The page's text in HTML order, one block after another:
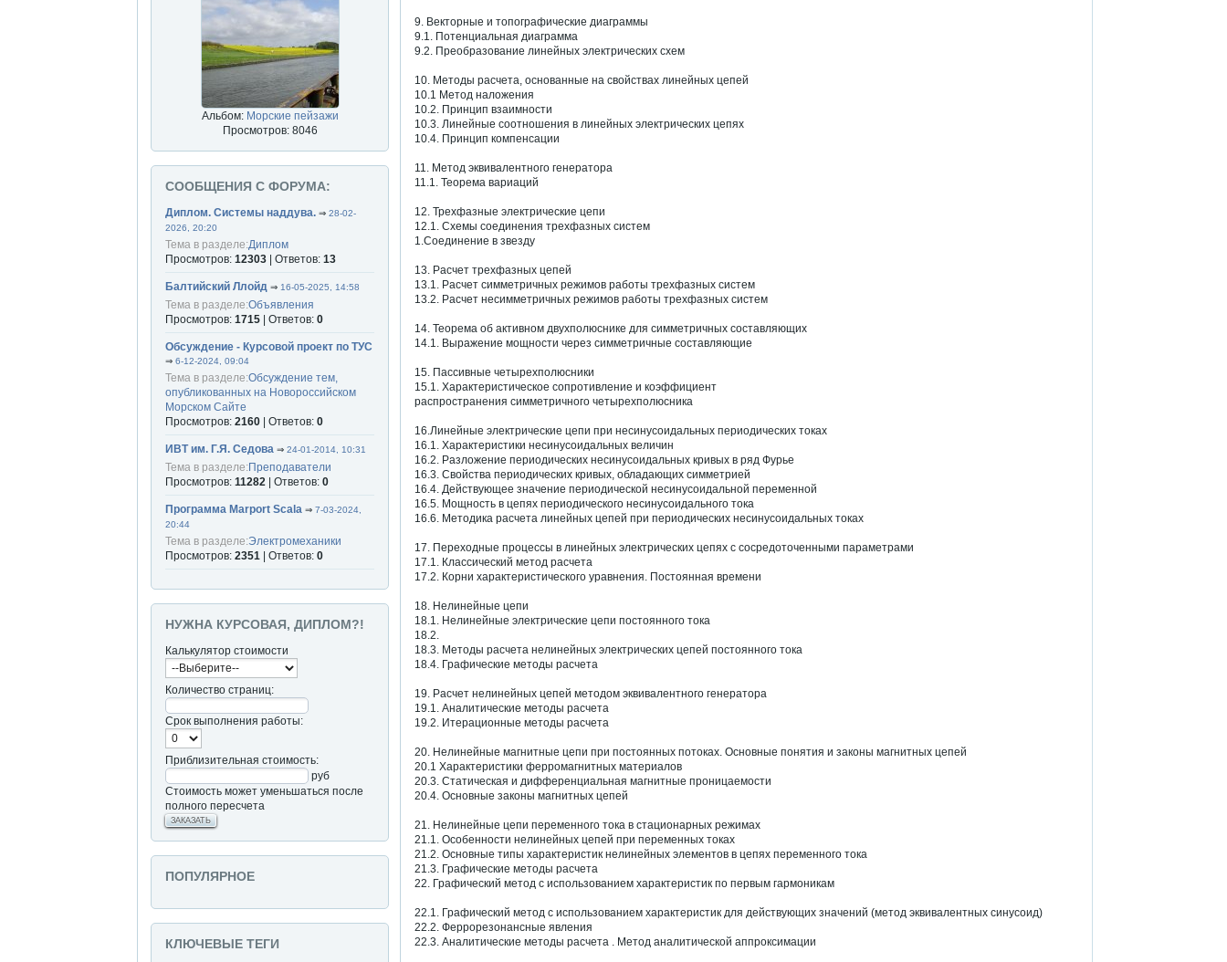
9. Векторные и топографические диаграммы
9.1. Потенциальная диаграмма
9.2. Преобразование линейных электрических схем
10. Методы расчета, основанные на свойствах линейных цепей
10.1 Метод наложения
10.2. Принцип взаимности
10.3. Линейные соотношения в линейных электрических цепях
10.4. Принцип компенсации
11. Метод эквивалентного генератора
11.1. Теорема вариаций
12. Трехфазные электрические цепи
12.1. Схемы соединения трехфазных систем
1.Соединение в звезду
13. Расчет трехфазных цепей
13.1. Расчет симметричных режимов работы трехфазных систем
13.2. Расчет несимметричных режимов работы трехфазных систем
14. Теорема об активном двухполюснике для симметричных составляющих
14.1. Выражение мощности через симметричные составляющие
15. Пассивные четырехполюсники
15.1. Характеристическое сопротивление и коэффициент
распространения симметричного четырехполюсника
16.Линейные электрические цепи при несинусоидальных периодических токах
16.1. Характеристики несинусоидальных величин
16.2. Разложение периодических несинусоидальных кривых в ряд Фурье
16.3. Свойства периодических кривых, обладающих симметрией
16.4. Действующее значение периодической несинусоидальной переменной
16.5. Мощность в цепях периодического несинусоидального тока
16.6. Методика расчета линейных цепей при периодических несинусоидальных токах
17. Переходные процессы в линейных электрических цепях с сосредоточенными параметрами
17.1. Классический метод расчета
17.2. Корни характеристического уравнения. Постоянная времени
18. Нелинейные цепи
18.1. Нелинейные электрические цепи постоянного тока
18.2.
18.3. Методы расчета нелинейных электрических цепей постоянного тока
18.4. Графические методы расчета
19. Расчет нелинейных цепей методом эквивалентного генератора
19.1. Аналитические методы расчета
19.2. Итерационные методы расчета
20. Нелинейные магнитные цепи при постоянных потоках. Основные понятия и законы магнитных цепей
20.1 Характеристики ферромагнитных материалов
20.3. Статическая и дифференциальная магнитные проницаемости
20.4. Основные законы магнитных цепей
21. Нелинейные цепи переменного тока в стационарных режимах
21.1. Особенности нелинейных цепей при переменных токах
21.2. Основные типы характеристик нелинейных элементов в цепях переменного тока
21.3. Графические методы расчета
22. Графический метод с использованием характеристик по первым гармоникам
22.1. Графический метод с использованием характеристик для действующих значений (метод эквивалентных синусоид)
22.2. Феррорезонансные явления
22.3. Аналитические методы расчета . Метод аналитической аппроксимации
Альбом: Морские пейзажи
Просмотров: 8046
СООБЩЕНИЯ С ФОРУМА:
Диплом. Системы наддува. ⇒ 28-02-
2026, 20:20
Тема в разделе:Диплом
Просмотров: 12303 | Ответов: 13
Балтийский Ллойд ⇒ 16-05-2025, 14:58
Тема в разделе:Объявления
Просмотров: 1715 | Ответов: 0
Обсуждение - Курсовой проект по ТУС
⇒ 6-12-2024, 09:04
Тема в разделе:Обсуждение тем,
опубликованных на Новороссийском
Морском Сайте
Просмотров: 2160 | Ответов: 0
ИВТ им. Г.Я. Седова ⇒ 24-01-2014, 10:31
Тема в разделе:Преподаватели
Просмотров: 11282 | Ответов: 0
Программа Marport Scala ⇒ 7-03-2024,
20:44
Тема в разделе:Электромеханики
Просмотров: 2351 | Ответов: 0
НУЖНА КУРСОВАЯ, ДИПЛОМ?!
Калькулятор стоимости
Количество страниц:
Срок выполнения работы:
Приблизительная стоимость:
руб
Стоимость может уменьшаться после
полного пересчета
ЗАКАЗАТЬ
ПОПУЛЯРНОЕ
КЛЮЧЕВЫЕ ТЕГИ